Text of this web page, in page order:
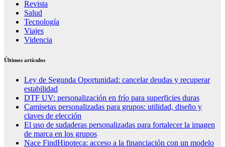
Revista
Salud
Tecnología
Viajes
Videncia
Últimos artículos
Ley de Segunda Oportunidad: cancelar deudas y recuperar
estabilidad
DTF UV: personalización en frío para superficies duras
Camisetas personalizadas para grupos: utilidad, diseño y
claves de elección
El uso de sudaderas personalizadas para fortalecer la imagen
de marca en los grupos
Nace FindHipoteca: acceso a la financiación con un modelo